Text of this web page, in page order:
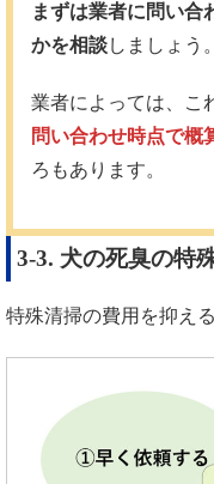
まずは業者に問い合
かを相談しましょう。
業者によっては、こ
問い合わせ時点で概
ろもあります。
3-3. 犬の死臭の特
特殊清掃の費用を抑え